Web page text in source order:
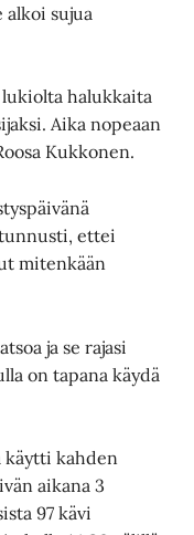
sujua
halukkaita
Aika nopeaan
Kukkonen.
ettei
mitenkään
ja se rajasi
on tapana käydä
käytti kahden
aikana 3
97 kävi